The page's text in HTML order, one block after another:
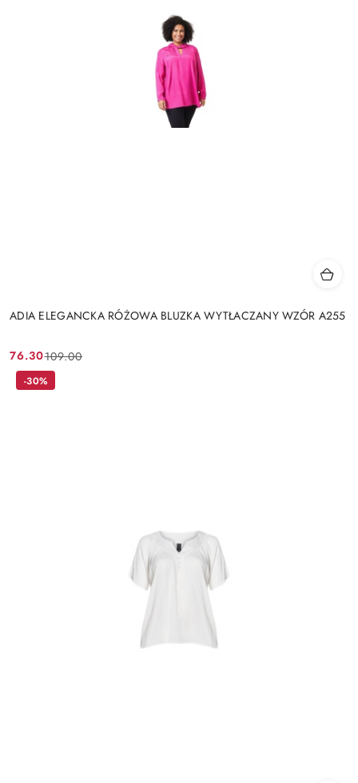
ADIA ELEGANCKA RÓŻOWA BLUZKA WYTŁACZANY WZÓR A255
Cena
promocyjna:
76.30
Cena
przed
109.00
-30%